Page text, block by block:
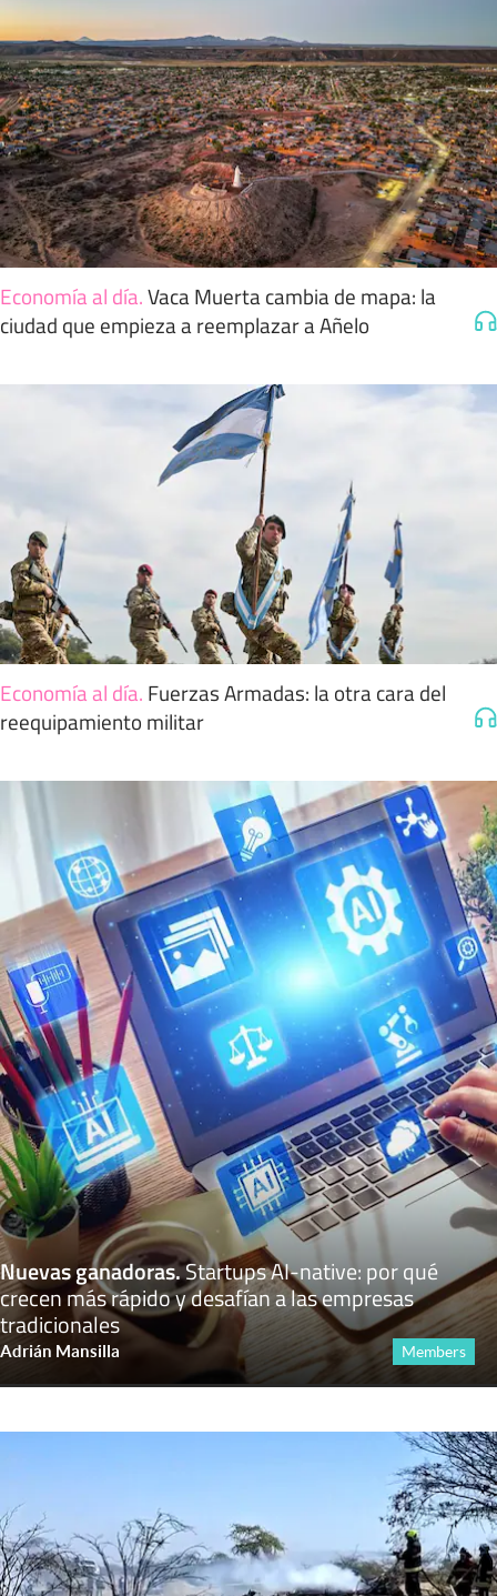
Economía al día.Vaca Muerta cambia de mapa: la
ciudad que empieza a reemplazar a Añelo
Economía al día. Fuerzas Armadas: la otra cara del
reequipamiento militar
Nuevas ganadoras.Startups AI-native: por qué
crecen más rápido y desafían a las empresas
tradicionales
Adrián Mansilla Members